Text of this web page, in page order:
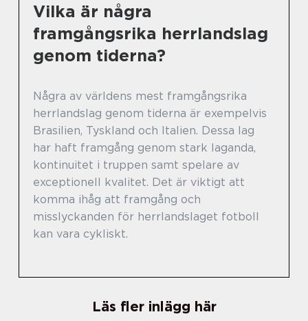
Vilka är några
framgångsrika herrlandslag
genom tiderna?
Några av världens mest framgångsrika
herrlandslag genom tiderna är exempelvis
Brasilien, Tyskland och Italien. Dessa lag
har haft framgång genom stark laganda,
kontinuitet i truppen samt spelare av
exceptionell kvalitet. Det är viktigt att
komma ihåg att framgång och
misslyckanden för herrlandslaget fotboll
kan vara cykliskt.
Läs fler inlägg här